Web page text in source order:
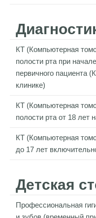
КТ (Компьютерная
полости рта при
первичного пациента
клинике)
КТ (Компьютерная
полости рта от 18 лет
КТ (Компьютерная
до 17 лет
Детская
Профессиональная